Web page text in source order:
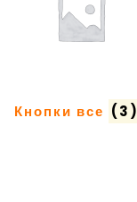
Кнопки все (3)